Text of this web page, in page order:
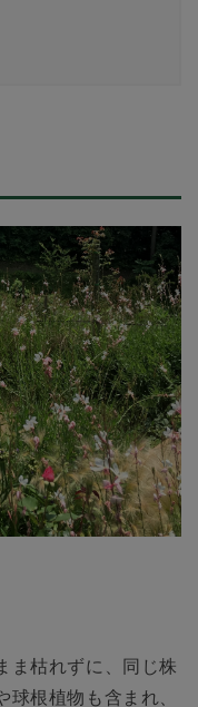
ま枯れずに、同じ株
根植物も含まれ、